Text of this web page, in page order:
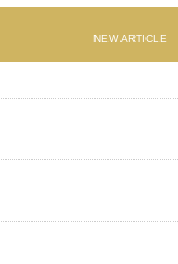
NEW ARTICLE